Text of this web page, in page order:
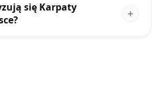
się Karpaty